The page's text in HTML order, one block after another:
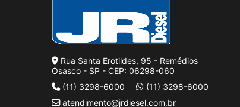
Rua Santa Erotildes, 95 - Remédios
Osasco - SP - CEP: 06298-060
(11) 3298-6000
(11) 3298-6000
atendimento@jrdiesel.com.br